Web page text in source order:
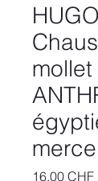
mollet
16.00 CHF